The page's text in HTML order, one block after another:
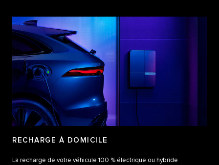
RECHARGE À DOMICILE
La recharge de votre véhicule 100 % électrique ou hybride